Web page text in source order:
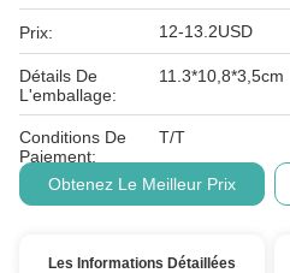
Prix: 12-13.2USD
Détails De
L'emballage:
11.3*10,8*3,5cm
Conditions De
Paiement:
T/T
Obtenez Le Meilleur Prix
Les Informations Détaillées